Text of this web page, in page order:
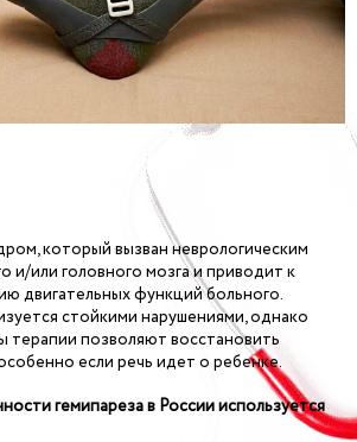
который вызван неврологическим
и/или головного мозга и приводит к
двигательных функций больного.
стойкими нарушениями, однако
позволяют восстановить
если речь идет о ребенке.
гемипареза в Россиииспользуется